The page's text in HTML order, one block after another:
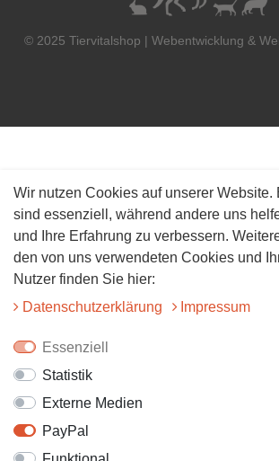
© 2025 Tiervitalshop | Webentwicklung &
Wir nutzen Cookies auf unserer Website.
sind essenziell, während andere uns
und Ihre Erfahrung zu verbessern.
den von uns verwendeten Cookies und
Nutzer finden Sie hier:
Daten­schutz­erklärung
Impressum
Essenziell
Statistik
Externe Medien
PayPal